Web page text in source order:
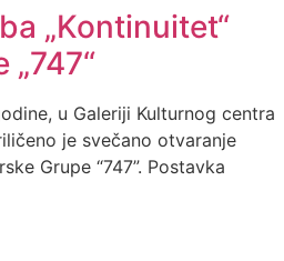
„Kontinuitet“
u Galeriji Kulturnog centra
je svečano otvaranje
Grupe “747”. Postavka